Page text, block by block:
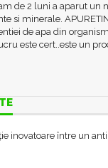
de 2 luni a aparut un
si minerale.
de apa din
este cert..este un
inovatoare între un